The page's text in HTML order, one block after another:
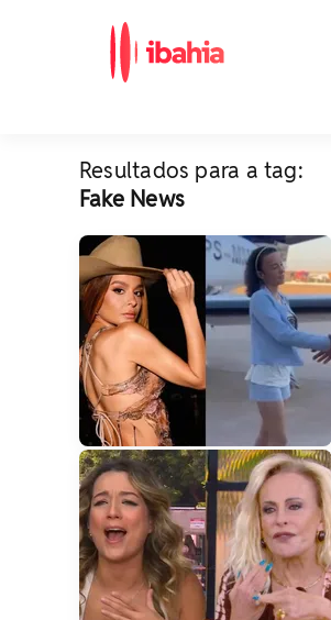
Resultados para a tag:
Fake News